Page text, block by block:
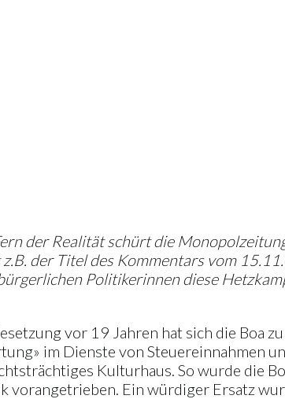
der Realität schürt die
der Titel des Kommentars vom
Politikerinnen diese
vor 19 Jahren hat sich die Boa
im Dienste von Steuereinnahmen
Kulturhaus. So wurde die
Ein würdiger Ersatz